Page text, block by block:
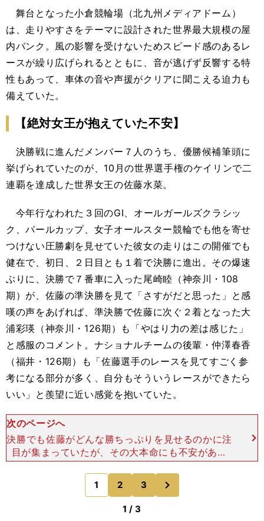
舞台となった小倉競輪場（北九州メディアドーム）
は、走りやすさをテーマに設計された世界最大規模の屋
内バンク。風の影響を受けないためスピード感のあるレ
ースが繰り広げられるとともに、音が逃げず反響する特
性もあって、車体の音や声援がクリアに聞こえる迫力も
備えていた。
【絶対女王が抱えていた不安】
決勝戦に進んだメンバー７人のうち、優勝候補筆頭に
挙げられていたのが、10月の世界選手権のケイリンで二
連覇を達成した世界女王の佐藤水菜。
今年行なわれた３回のGⅠ、オールガールズクラシッ
ク、パールカップ、女子オールスター競輪でも他を寄せ
つけない圧勝劇を見せていた彼女の走りはこの開催でも
健在で、初日、２日目とも１着で決勝に進出。その爆速
ぶりに、決勝で７番車に入った尾崎睦（神奈川・108
期）が、佐藤の準決勝を見て「さすがだと思った」と感
嘆の声をあげれば、準決勝で佐藤に次ぐ２着となった大
浦彩瑛（神奈川・126期）も「やはり力の差は感じた」
と感服のコメント。ナショナルチームの後輩・仲澤春香
（福井・126期）も「佐藤選手のレースを見てすごく参
考になる部分が多く、自分もそういうレースができたら
いい」と羨望に近い感覚を抱いていた。
次のページへ
決勝でも佐藤がどんな勝ちっぷりを見せるのかに注
目が集まっていたが、その大本命にも不安があっ
た。決勝３時間前の選手紹介インタビューではこん
なことを吐露していた。「自転車の進みが悪すぎて
不安の残る２日間
1 2 3
のページへ
1 / 3